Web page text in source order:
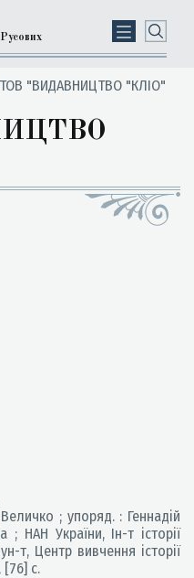
ТОВ "ВИДАВНИЦТВО "КЛІО"
; упоряд. : Геннадій
; НАН України, Ін-т історії
т, Центр вивчення історії
[76] с.